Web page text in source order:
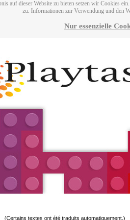
auf dieser Website zu bieten setzen wir Cookies
zu. Informationen zur Verwendung und den
Nur essenzielle
(Certains textes ont été traduits automatiquement.)